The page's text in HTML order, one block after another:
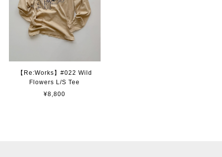
【Re:Works】#022 Wild
Flowers L/S Tee
¥8,800